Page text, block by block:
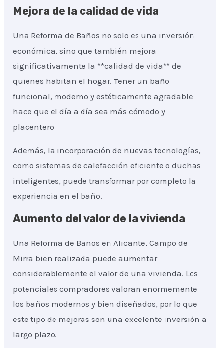
Mejora de la calidad de vida
Una Reforma de Baños no solo es una inversión
económica, sino que también mejora
significativamente la **calidad de vida** de
quienes habitan el hogar. Tener un baño
funcional, moderno y estéticamente agradable
hace que el día a día sea más cómodo y
placentero.
Además, la incorporación de nuevas tecnologías,
como sistemas de calefacción eficiente o duchas
inteligentes, puede transformar por completo la
experiencia en el baño.
Aumento del valor de la vivienda
Una Reforma de Baños en Alicante, Campo de
Mirra bien realizada puede aumentar
considerablemente el valor de una vivienda. Los
potenciales compradores valoran enormemente
los baños modernos y bien diseñados, por lo que
este tipo de mejoras son una excelente inversión a
largo plazo.